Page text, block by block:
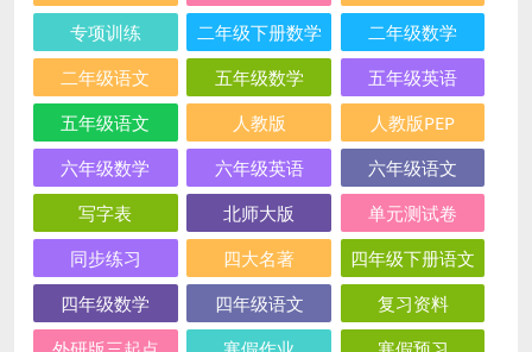
专项训练
二年级下册数学
二年级数学
二年级语文
五年级数学
五年级英语
五年级语文
人教版
人教版PEP
六年级数学
六年级英语
六年级语文
写字表
北师大版
单元测试卷
同步练习
四大名著
四年级下册语文
四年级数学
四年级语文
复习资料